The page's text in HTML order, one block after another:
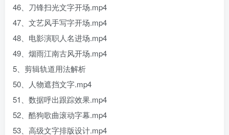
46、刀锋扫光文字开场.mp4
47、文艺风手写字开场.mp4
48、电影演职人名进场.mp4
49、烟雨江南古风开场.mp4
5、剪辑轨道用法解析
50、人物遮挡文字.mp4
51、数据呼出跟踪效果.mp4
52、酷狗歌曲滚动字幕.mp4
53、高级文字排版设计.mp4